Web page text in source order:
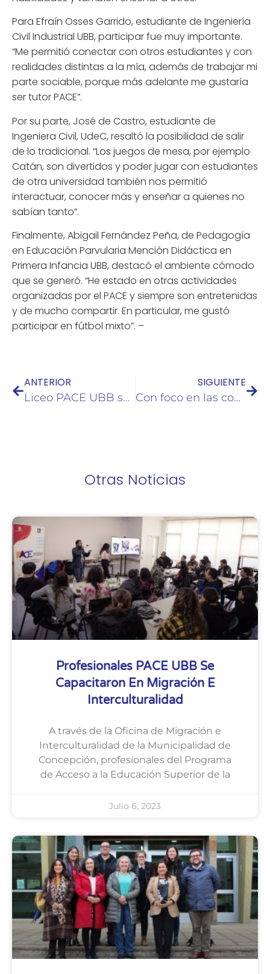
Para Efraín Osses Garrido, estudiante de Ingeniería
Civil Industrial UBB, participar fue muy importante.
“Me permitió conectar con otros estudiantes y con
realidades distintas a la mía, además de trabajar mi
parte sociable, porque más adelante me gustaría
ser tutor PACE”.
Por su parte, José de Castro, estudiante de
Ingeniera Civil, UdeC, resaltó la posibilidad de salir
de lo tradicional. “Los juegos de mesa, por ejemplo
Catán, son divertidos y poder jugar con estudiantes
de otra universidad también nos permitió
interactuar, conocer más y enseñar a quienes no
sabían tanto”.
Finalmente, Abigail Fernández Peña, de Pedagogía
en Educación Parvularia Mención Didáctica en
Primera Infancia UBB, destacó el ambiente cómodo
que se generó. “He estado en otras actividades
organizadas por el PACE y siempre son entretenidas
y de mucho compartir. En particular, me gustó
participar en fútbol mixto”. –
ANTERIOR
Liceo PACE UBB se adjudica el Primer Torneo de Debate InterUniversidades
SIGUIENTE
Con foco en las competencias genéricas, UBB dio la bienvenida a nuevas y nuevos estudiantes
Otras Noticias
Profesionales PACE UBB Se
Capacitaron En Migración E
Interculturalidad
A través de la Oficina de Migración e
Interculturalidad de la Municipalidad de
Concepción, profesionales del Programa
de Acceso a la Educación Superior de la
Julio 6, 2023